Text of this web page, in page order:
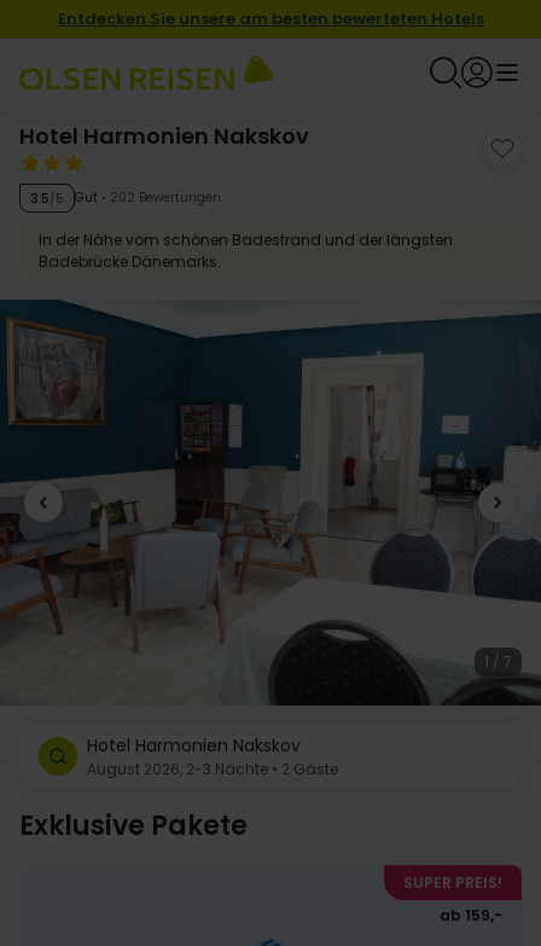
Entdecken Sie unsere am besten bewerteten Hotels
Hotel Harmonien Nakskov
3.5/5 Gut 202 Bewertungen
In der Nähe vom schönen Badestrand und der längsten
Badebrücke Dänemarks.
1 / 7
Hotel Harmonien Nakskov
August 2026, 2-3 Nächte • 2 Gäste
Exklusive Pakete
SUPER PREIS!
ab 159,-